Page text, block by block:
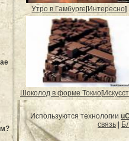
Утро в Гамбурге [Интересно]
Шоколод в форме Токио[
Используются технологии
связь